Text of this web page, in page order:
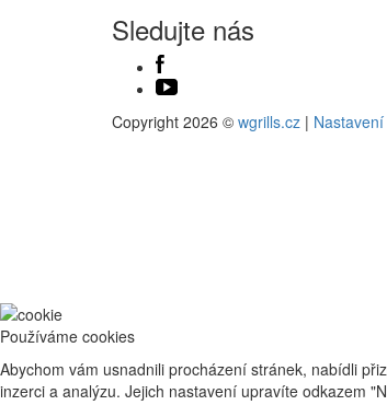
Sledujte nás
Copyright 2026 © wgrills.cz |
Používáme cookies
Abychom vám usnadnili procházení stránek, nabídli
inzerci a analýzu. Jejich nastavení upravíte odkazem